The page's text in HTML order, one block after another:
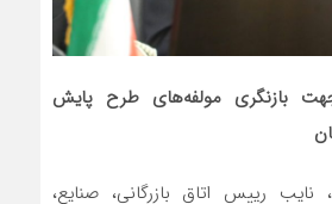
بازنگری مولفه‌های طرح پایش
رییس اتاق بازرگانی، صنایع،